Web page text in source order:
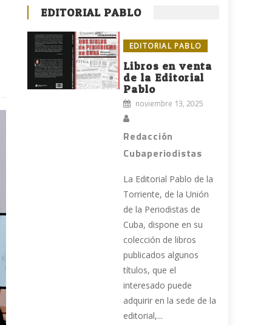
EDITORIAL PABLO
EDITORIAL PABLO
Libros en venta
de la Editorial
Pablo
noviembre 13, 2025
Redacción
Cubaperiodistas
La Editorial Pablo de la
Torriente, de la Unión
de la Periodistas de
Cuba, dispone en su
colección de libros
publicados algunos
títulos, que el
interesado puede
adquirir en la sede de la
editorial,...